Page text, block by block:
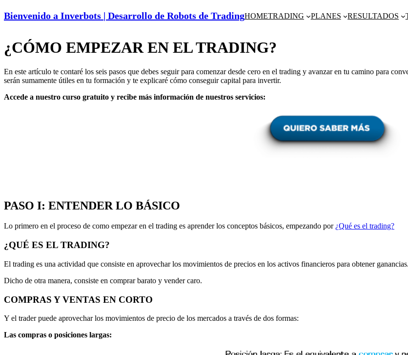
Bienvenido a Inverbots | Desarrollo de Robots de TradingHOMETRADING PLANES RESULTADOS
¿CÓMO EMPEZAR EN EL TRADING?
En este artículo te contaré los seis pasos que debes seguir para comenzar desde cero en el trading y avanzar en tu camino para
serán sumamente útiles en tu formación y te explicaré cómo conseguir capital para invertir.
Accede a nuestro curso gratuito y recibe más información de nuestros servicios:
PASO I: ENTENDER LO BÁSICO
Lo primero en el proceso de como empezar en el trading es aprender los conceptos básicos, empezando por¿Qué es el trading?
¿QUÉ ES EL TRADING?
El trading es una actividad que consiste en aprovechar los movimientos de precios en los activos financieros para obtener ganancias.
Dicho de otra manera, consiste en comprar barato y vender caro.
COMPRAS Y VENTAS EN CORTO
Y el trader puede aprovechar los movimientos de precio de los mercados a través de dos formas:
Las compras o posiciones largas: